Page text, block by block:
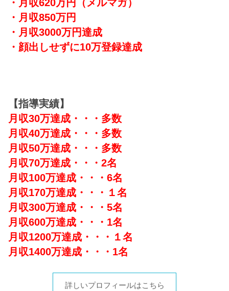
・月収620万円（メルマガ）
・月収850万円
・月収3000万円達成
・顔出しせずに10万登録達成
【指導実績】
月収30万達成・・・多数
月収40万達成・・・多数
月収50万達成・・・多数
月収70万達成・・・2名
月収100万達成・・・6名
月収170万達成・・・１名
月収300万達成・・・5名
月収600万達成・・・1名
月収1200万達成・・・１名
月収1400万達成・・・1名
詳しいプロフィールはこちら